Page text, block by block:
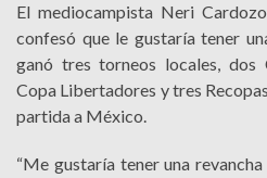
El mediocampista Neri
confesó que le gustaría tener
ganó tres torneos locales, dos
Copa Libertadores y tres
partida a México.
“Me gustaría tener una